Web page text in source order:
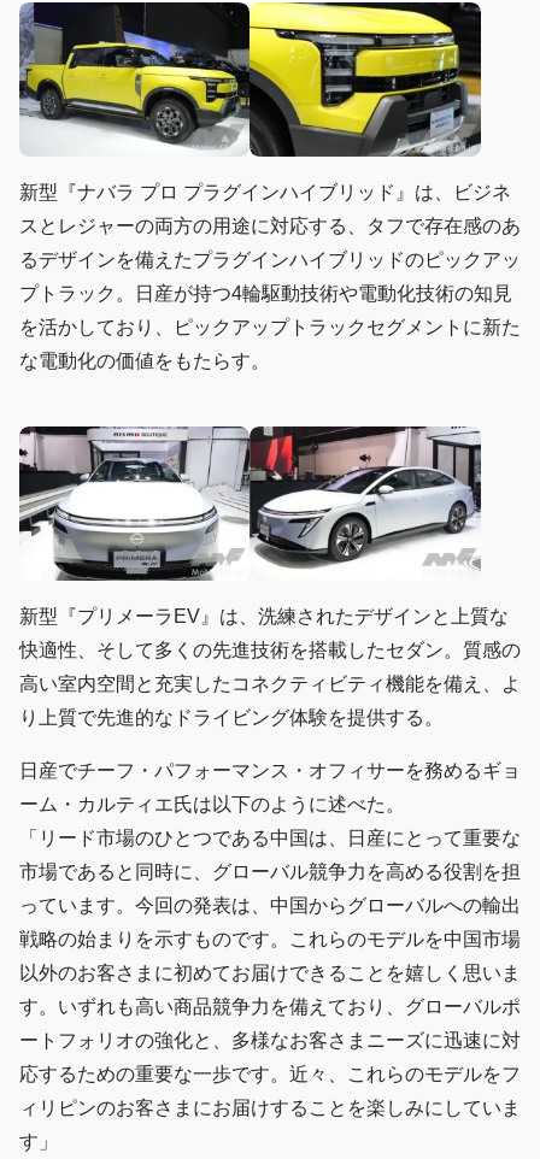
新型『ナバラ プロ プラグインハイブリッド』は、ビジネ
スとレジャーの両方の用途に対応する、タフで存在感のあ
るデザインを備えたプラグインハイブリッドのピックアッ
プトラック。日産が持つ4輪駆動技術や電動化技術の知見
を活かしており、ピックアップトラックセグメントに新た
な電動化の価値をもたらす。
新型『プリメーラEV』は、洗練されたデザインと上質な
快適性、そして多くの先進技術を搭載したセダン。質感の
高い室内空間と充実したコネクティビティ機能を備え、よ
り上質で先進的なドライビング体験を提供する。
日産でチーフ・パフォーマンス・オフィサーを務めるギョ
ーム・カルティエ氏は以下のように述べた。
「リード市場のひとつである中国は、日産にとって重要な
市場であると同時に、グローバル競争力を高める役割を担
っています。今回の発表は、中国からグローバルへの輸出
戦略の始まりを示すものです。これらのモデルを中国市場
以外のお客さまに初めてお届けできることを嬉しく思いま
す。いずれも高い商品競争力を備えており、グローバルポ
ートフォリオの強化と、多様なお客さまニーズに迅速に対
応するための重要な一歩です。近々、これらのモデルをフ
ィリピンのお客さまにお届けすることを楽しみにしていま
す」